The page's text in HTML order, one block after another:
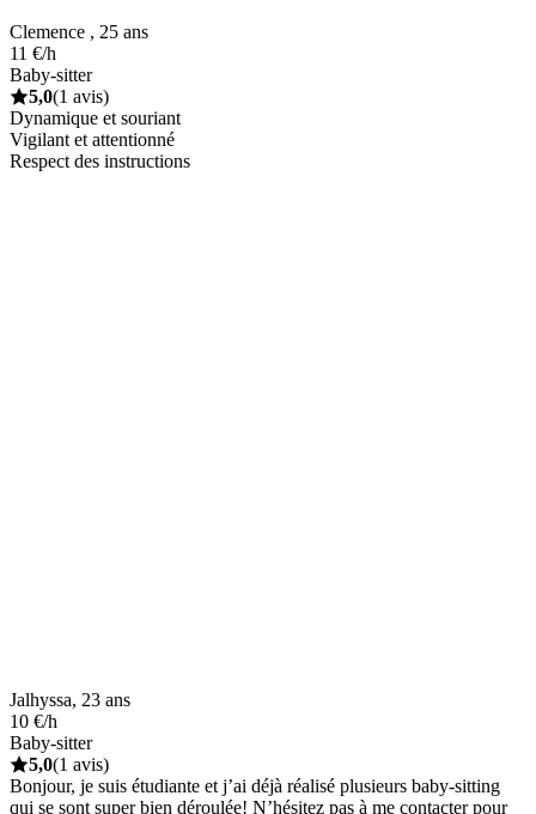
Clemence , 25 ans
11 €/h
Baby-sitter
5,0(1 avis)
Dynamique et souriant
Vigilant et attentionné
Respect des instructions
Jalhyssa, 23 ans
10 €/h
Baby-sitter
5,0(1 avis)
Bonjour, je suis étudiante et j’ai déjà réalisé plusieurs baby-sitting
qui se sont super bien déroulée! N’hésitez pas à me contacter pour